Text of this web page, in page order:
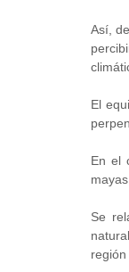
Así,
El
En el
Se
región